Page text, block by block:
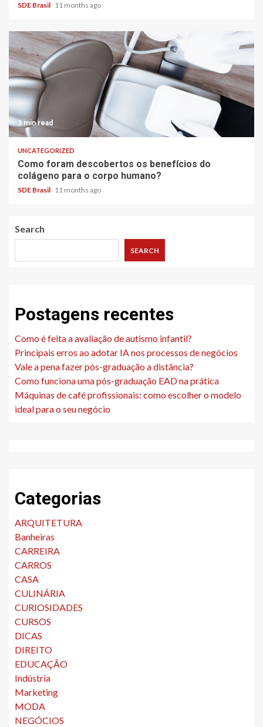
SDE Brasil 11 months ago
3 min read
UNCATEGORIZED
Como foram descobertos os benefícios do
colágeno para o corpo humano?
SDE Brasil 11 months ago
Search
SEARCH
Postagens recentes
Como é feita a avaliação de autismo infantil?
Principais erros ao adotar IA nos processos de negócios
Vale a pena fazer pós-graduação a distância?
Como funciona uma pós-graduação EAD na prática
Máquinas de café profissionais: como escolher o modelo
ideal para o seu negócio
Categorias
ARQUITETURA
Banheiras
CARREIRA
CARROS
CASA
CULINÁRIA
CURIOSIDADES
CURSOS
DICAS
DIREITO
EDUCAÇÃO
Indústria
Marketing
MODA
NEGÓCIOS